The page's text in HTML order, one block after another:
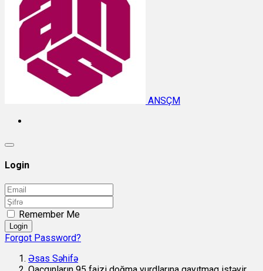
ANSÇM
Login
Remember Me
Login
Forgot Password?
Əsas Səhifə